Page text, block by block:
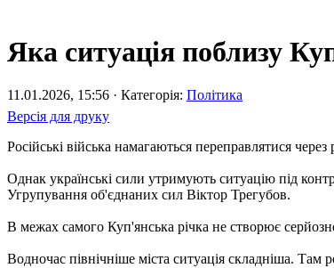
Яка ситуація поблизу
11.01.2026, 15:56 · Категорія: Політика
Версія для друку
Російські війська намагаються переправлятися
Однак українські сили утримують ситуацію під
Угрупування об'єднаних сил Віктор Трегубов.
В межах самого Куп'янська річка не створює
Водночас північніше міста ситуація складніша.